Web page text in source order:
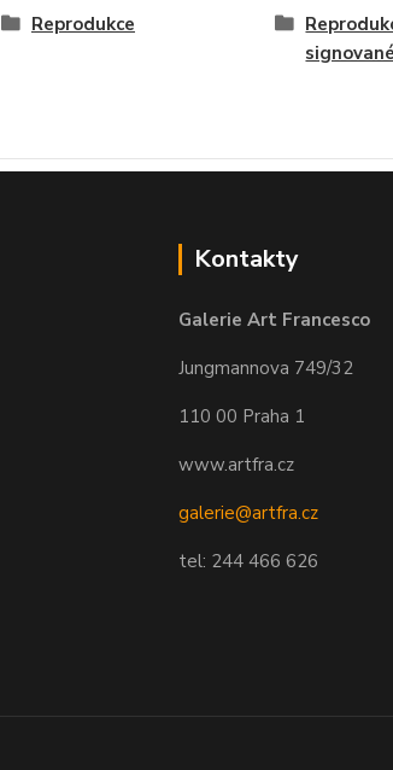
Reprodukce
Kontakty
Galerie Art Francesco
Jungmannova 749/32
110 00 Praha 1
www.artfra.cz
galerie@artfra.cz
tel: 244 466 626